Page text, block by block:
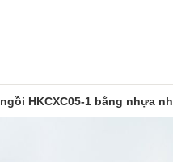
HKCXC05-1 bằng nhựa